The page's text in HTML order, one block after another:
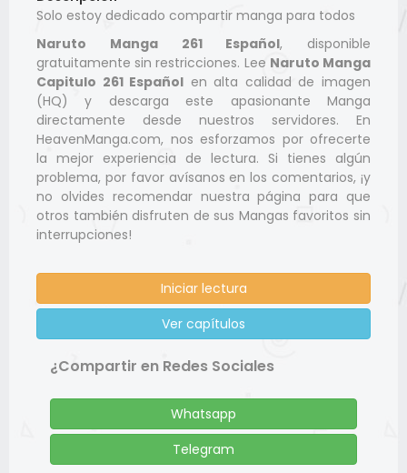
Solo estoy dedicado compartir manga para todos
Naruto Manga 261 Español, disponible
gratuitamente sin restricciones. Lee Naruto Manga
Capitulo 261 Español en alta calidad de imagen
(HQ) y descarga este apasionante Manga
directamente desde nuestros servidores. En
HeavenManga.com, nos esforzamos por ofrecerte
la mejor experiencia de lectura. Si tienes algún
problema, por favor avísanos en los comentarios, ¡y
no olvides recomendar nuestra página para que
otros también disfruten de sus Mangas favoritos sin
interrupciones!
Iniciar lectura
Ver capítulos
¿Compartir en Redes Sociales
Whatsapp
Telegram